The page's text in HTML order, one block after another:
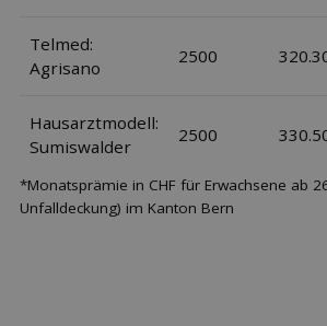
Telmed:
Agrisano
2500
Hausarztmodell:
Sumiswalder
2500
*Monatsprämie in CHF für Erwachsene ab
Unfalldeckung) im Kanton Bern